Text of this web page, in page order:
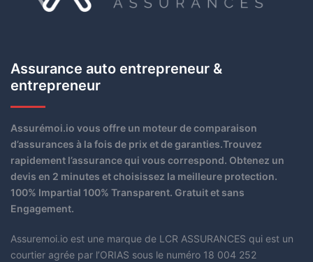
Assurance auto entrepreneur &
entrepreneur
Assurémoi.io vous offre un moteur de comparaison
d’assurances à la fois de prix et de garanties.Trouvez
rapidement l’assurance qui vous correspond. Obtenez un
devis en 2 minutes et choisissez la meilleure protection.
100% Impartial 100% Transparent. Gratuit et sans
Engagement.
Assuremoi.io est une marque de LCR ASSURANCES qui est un
courtier agrée par l’ORIAS sous le numéro 18 004 252